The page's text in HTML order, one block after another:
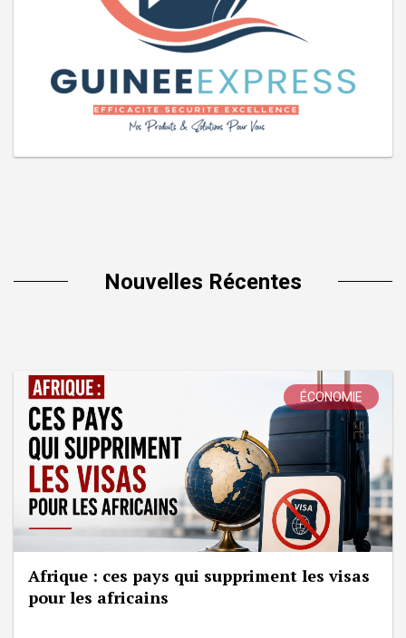
Nouvelles Récentes
ÉCONOMIE
Afrique : ces pays qui suppriment les visas
pour les africains